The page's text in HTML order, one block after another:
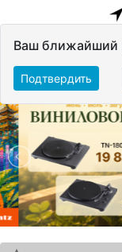
Ваш ближайший
Подтвердить